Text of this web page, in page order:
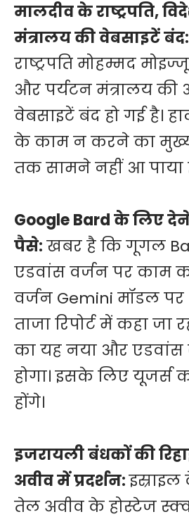
मालदीव के राष्ट्रपति,
मंत्रालय की वेबसाइटें बंद:
राष्ट्रपति मोहम्मद
और पर्यटन मंत्रालय की
वेबसाइटें बंद हो गई है।
के काम न करने का
तक सामने नहीं आ पाया
Google Bard के लिए
पैसे:खबर है कि गूगल
एडवांस वर्जन पर काम
वर्जन Gemini मॉडल
ताजा रिपोर्ट में कहा जा
का यह नया और एडवांस
होगा। इसके लिए यूजर्स
होंगे।
इजरायली बंधकों की
अवीव में प्रदर्शन:
तेल अवीव के होस्टेज